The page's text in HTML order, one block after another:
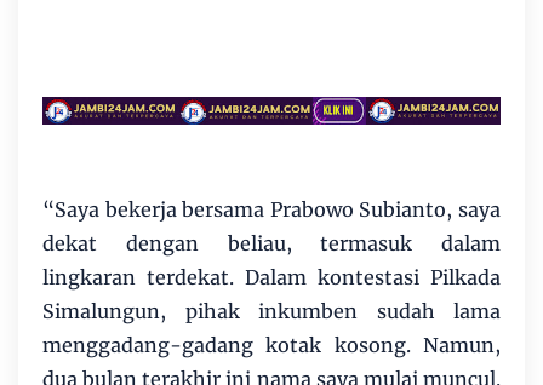
“Saya bekerja bersama Prabowo Subianto, saya
dekat dengan beliau, termasuk dalam
lingkaran terdekat. Dalam kontestasi Pilkada
Simalungun, pihak inkumben sudah lama
menggadang-gadang kotak kosong. Namun,
dua bulan terakhir ini nama saya mulai muncul.